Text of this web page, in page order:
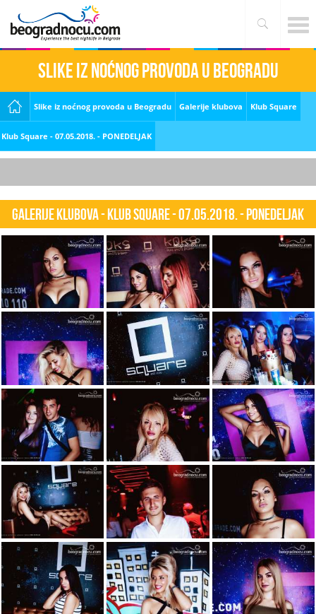
Slike iz noćnog provoda u Beogradu
Slike iz noćnog provoda u Beogradu Galerije klubova Klub Square
Klub Square - 07.05.2018. - PONEDELJAK
Galerije klubova - Klub Square - 07.05.2018. - PONEDELJAK